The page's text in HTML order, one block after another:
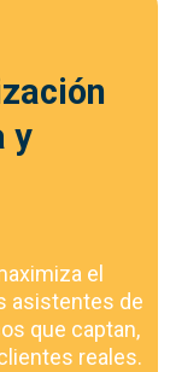
y
el
asistentes de
que captan,
reales.